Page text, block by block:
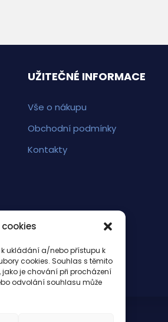
ukládání a/nebo přístupu k
cookies. Souhlas s těmito
je chování při procházení
odvolání souhlasu může
UŽITEČNÉ INFORMACE
Vše o nákupu
Obchodní podmínky
Kontakty